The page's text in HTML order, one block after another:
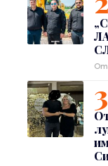
От